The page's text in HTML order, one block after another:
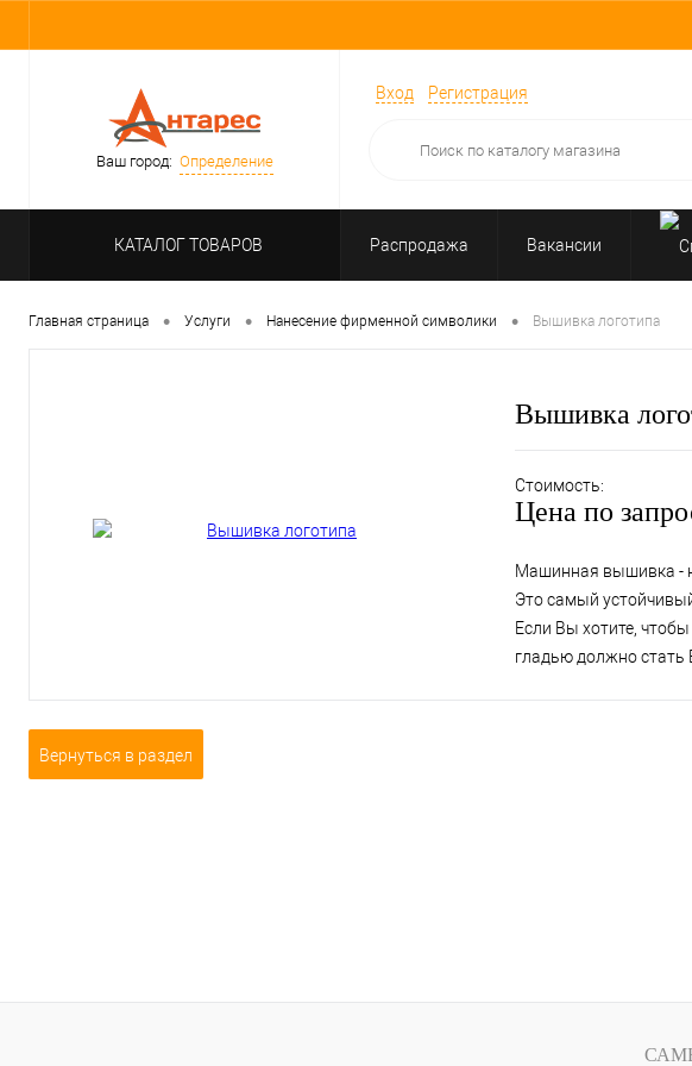
Ваш город: Определение
Вход Регистрация
КАТАЛОГ ТОВАРОВ Распродажа Вакансии
Перчатки,
Главная страница • Услуги • Нанесение фирменной символики • Вышивка логотипа
Вышивка
Стоимость:
Цена по
Машинная вышивка -
Это самый
Если Вы хотите,
гладью должно
Вернуться в раздел